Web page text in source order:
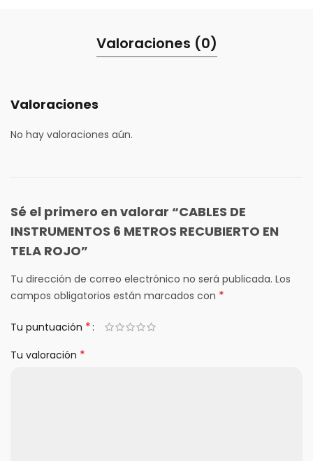
Valoraciones (0)
Valoraciones
No hay valoraciones aún.
Sé el primero en valorar “CABLES DE
INSTRUMENTOS 6 METROS RECUBIERTO EN
TELA ROJO”
Tu dirección de correo electrónico no será publicada. Los
campos obligatorios están marcados con *
Tu puntuación *
Tu valoración *